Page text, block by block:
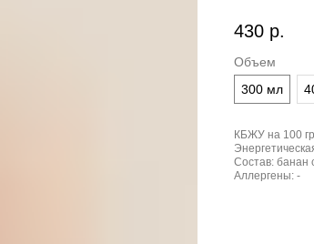
430 р.
Объем
300 мл
КБЖУ на 100
Состав: банан
Аллергены: -